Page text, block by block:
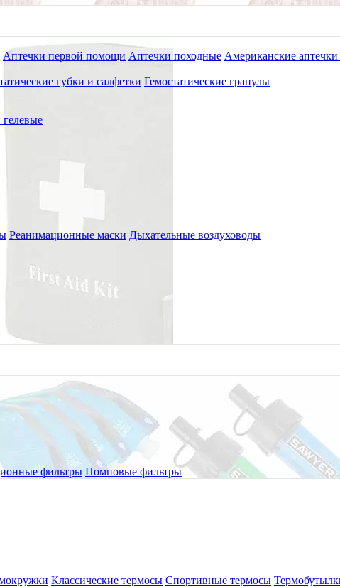
Аптечки первой помощи Аптечки походные Американские
губки и салфетки Гемостатические гранулы
Реанимационные маски Дыхательные воздуховоды
фильтры Помповые фильтры
Классические термосы Спортивные термосы